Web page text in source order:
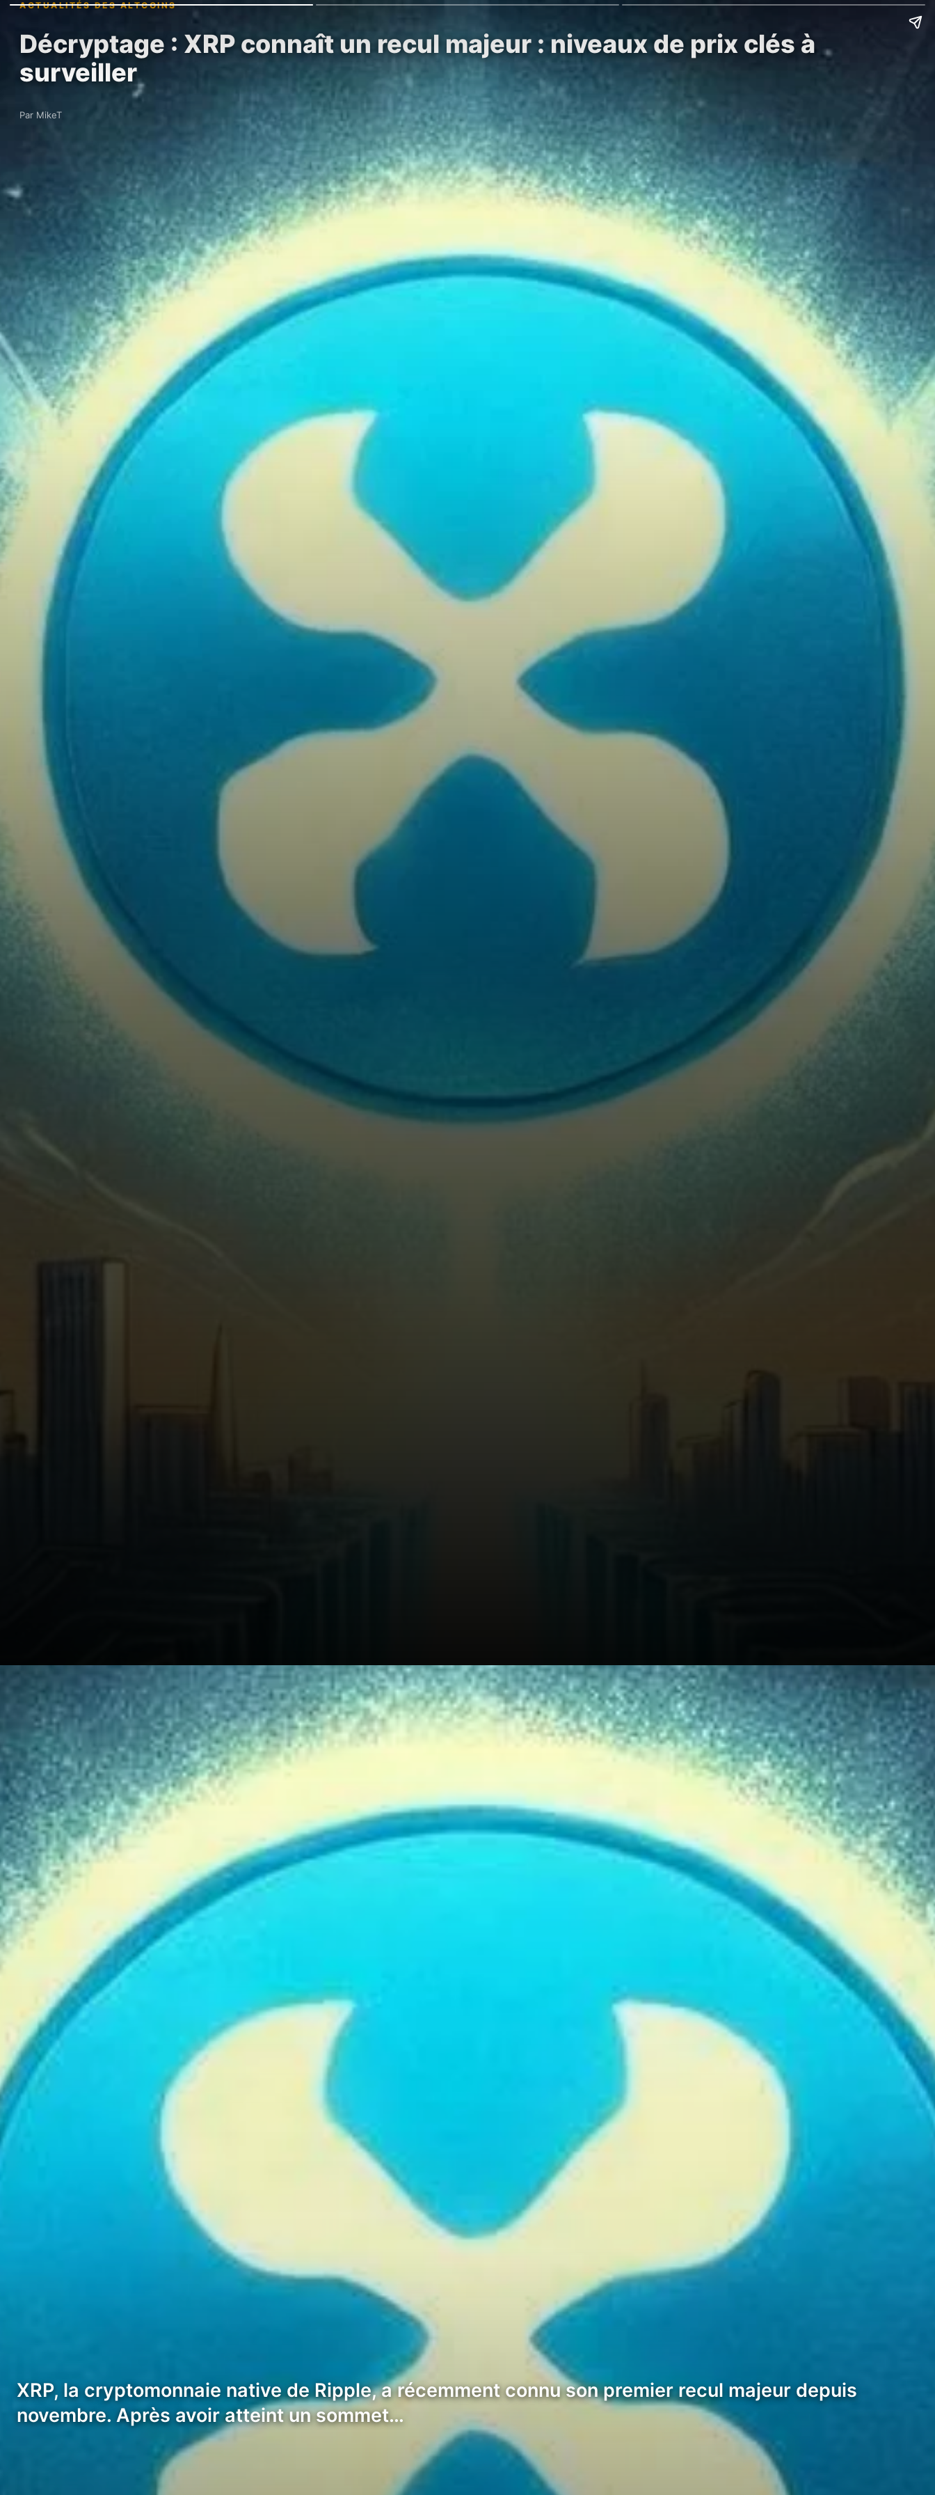
ACTUALITÉS DES ALTCOINS
Décryptage : XRP connaît un recul majeur : niveaux de prix clés à
surveiller
Par MikeT
XRP, la cryptomonnaie native de Ripple, a récemment connu son premier recul majeur depuis
novembre. Après avoir atteint un sommet…